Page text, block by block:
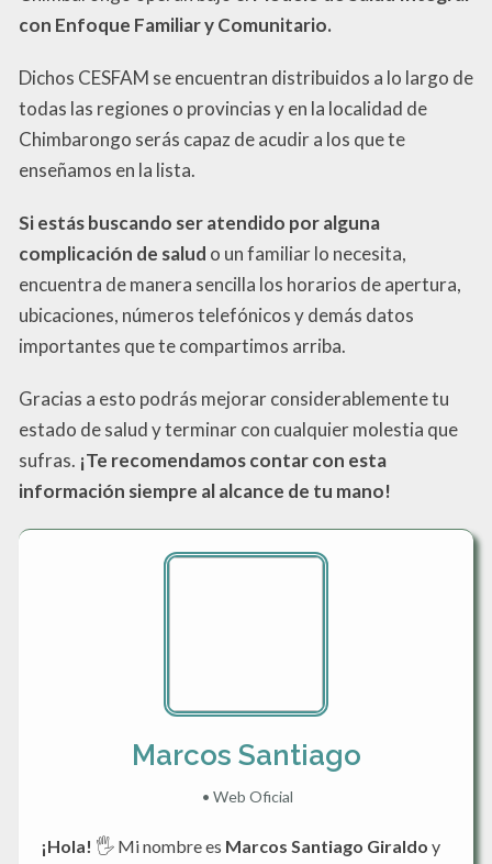
con Enfoque Familiar y Comunitario.
Dichos CESFAM se encuentran distribuidos a lo largo de
todas las regiones o provincias y en la localidad de
Chimbarongo serás capaz de acudir a los que te
enseñamos en la lista.
Si estás buscando ser atendido por alguna
complicación de salud o un familiar lo necesita,
encuentra de manera sencilla los horarios de apertura,
ubicaciones, números telefónicos y demás datos
importantes que te compartimos arriba.
Gracias a esto podrás mejorar considerablemente tu
estado de salud y terminar con cualquier molestia que
sufras. ¡Te recomendamos contar con esta
información siempre al alcance de tu mano!
Marcos Santiago
• Web Oficial
¡Hola! 🖐️ Mi nombre es Marcos Santiago Giraldo y